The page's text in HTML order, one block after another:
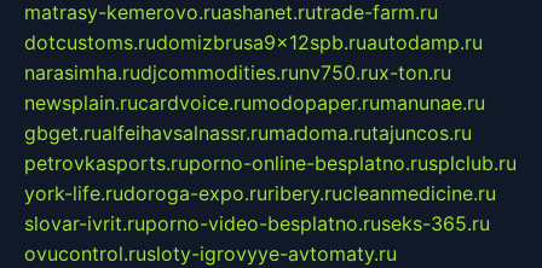
matrasy-kemerovo.ruashanet.rutrade-farm.ru
dotcustoms.rudomizbrusa9x12spb.ruautodamp.ru
narasimha.rudjcommodities.runv750.rux-ton.ru
newsplain.rucardvoice.rumodopaper.rumanunae.ru
gbget.rualfeihavsalnassr.rumadoma.rutajuncos.ru
petrovkasports.ruporno-online-besplatno.rusplclub.ru
york-life.rudoroga-expo.ruribery.rucleanmedicine.ru
slovar-ivrit.ruporno-video-besplatno.ruseks-365.ru
ovucontrol.rusloty-igrovyye-avtomaty.ru